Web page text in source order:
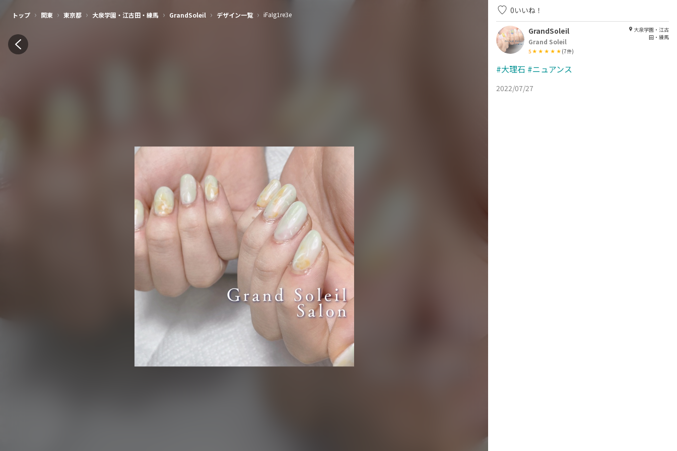
トップ › 関東 › 東京都 › 大泉学園・江古田・練馬 › GrandSoleil › デザイン一覧 › iFaIg1re3e 0いいね！
GrandSoleil
Grand Soleil
5 (7件)
大泉学園・江古
田・練馬
#大理石 #ニュアンス
2022/07/27